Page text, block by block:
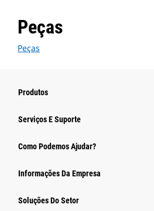
Peças
Peças
Produtos
Serviços E Suporte
Como Podemos Ajudar?
Informações Da Empresa
Soluções Do Setor